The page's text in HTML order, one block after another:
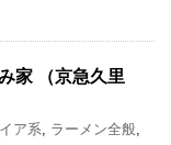
家 （京急久里
ア系, ラーメン全般,